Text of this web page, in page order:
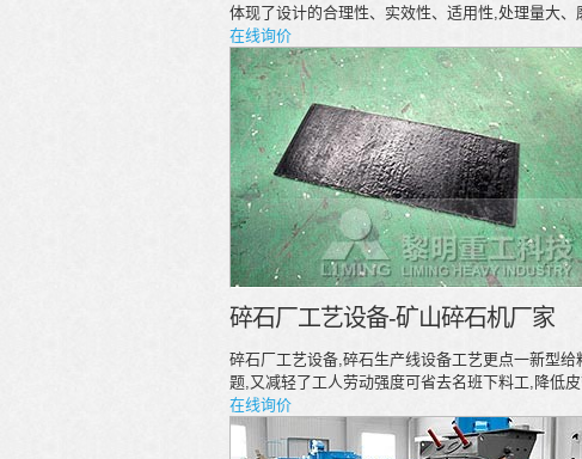
体现了设计的合理性、实效性、适用性,处理量大
在线询价
碎石厂工艺设备-矿山碎石机厂家
碎石厂工艺设备,碎石生产线设备工艺更点一新型
题,又减轻了工人劳动强度可省去名班下料工,降低
在线询价